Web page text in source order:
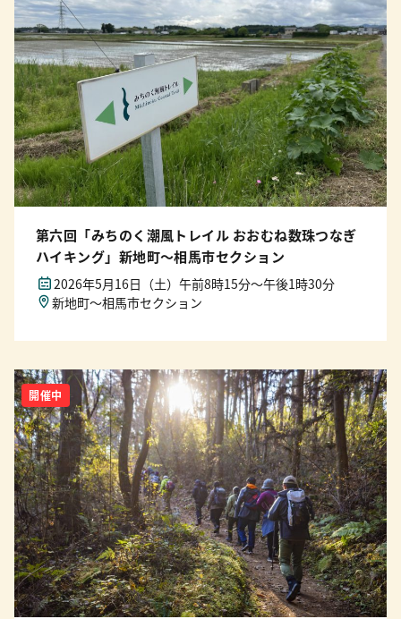
第六回「みちのく潮風トレイル おおむね数珠つなぎ
ハイキング」新地町〜相馬市セクション
2026年5月16日（土）午前8時15分〜午後1時30分
新地町〜相馬市セクション
開催中